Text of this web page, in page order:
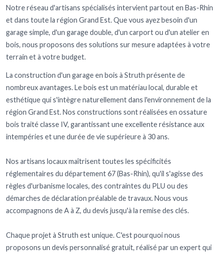
Notre réseau d'artisans spécialisés intervient partout en Bas-Rhin
et dans toute la région Grand Est. Que vous ayez besoin d'un
garage simple, d'un garage double, d'un carport ou d'un atelier en
bois, nous proposons des solutions sur mesure adaptées à votre
terrain et à votre budget.
La construction d'un garage en bois à Struth présente de
nombreux avantages. Le bois est un matériau local, durable et
esthétique qui s'intègre naturellement dans l'environnement de la
région Grand Est. Nos constructions sont réalisées en ossature
bois traité classe IV, garantissant une excellente résistance aux
intempéries et une durée de vie supérieure à 30 ans.
Nos artisans locaux maîtrisent toutes les spécificités
réglementaires du département 67 (Bas-Rhin), qu'il s'agisse des
règles d'urbanisme locales, des contraintes du PLU ou des
démarches de déclaration préalable de travaux. Nous vous
accompagnons de A à Z, du devis jusqu'à la remise des clés.
Chaque projet à Struth est unique. C'est pourquoi nous
proposons un devis personnalisé gratuit, réalisé par un expert qui